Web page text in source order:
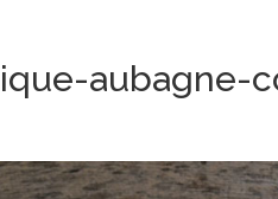
aubagne-